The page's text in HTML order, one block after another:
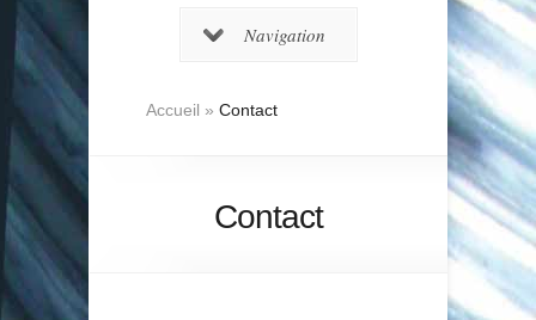
Navigation
Accueil » Contact
Contact